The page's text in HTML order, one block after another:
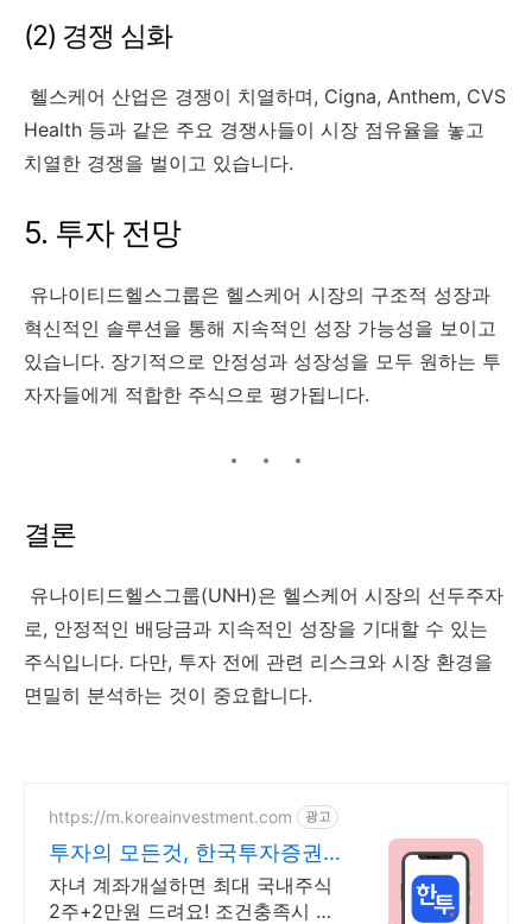
(2) 경쟁 심화
헬스케어 산업은 경쟁이 치열하며, Cigna, Anthem, CVS
Health 등과 같은 주요 경쟁사들이 시장 점유율을 놓고
치열한 경쟁을 벌이고 있습니다.
5. 투자 전망
유나이티드헬스그룹은 헬스케어 시장의 구조적 성장과
혁신적인 솔루션을 통해 지속적인 성장 가능성을 보이고
있습니다. 장기적으로 안정성과 성장성을 모두 원하는 투
자자들에게 적합한 주식으로 평가됩니다.
결론
유나이티드헬스그룹(UNH)은 헬스케어 시장의 선두주자
로, 안정적인 배당금과 지속적인 성장을 기대할 수 있는
주식입니다. 다만, 투자 전에 관련 리스크와 시장 환경을
면밀히 분석하는 것이 중요합니다.
https://m.koreainvestment.com 광고
투자의 모든것, 한국투자증권
지금은 한국투자!
자녀 계좌개설하면 최대 국내주식
2주+2만원 드려요! 조건충족시 최